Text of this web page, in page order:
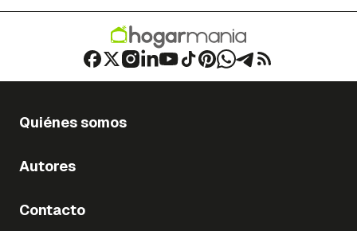
Quiénes somos
Autores
Contacto